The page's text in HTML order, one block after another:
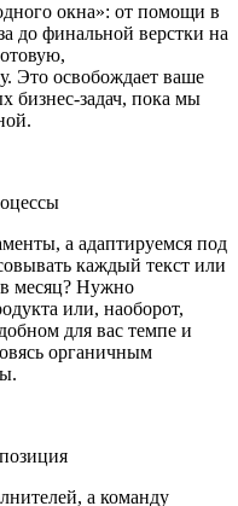
окна»: от помощи в
до финальной верстки на
Это освобождает ваше
бизнес-задач, пока мы
а адаптируемся под
каждый текст или
в месяц? Нужно
или, наоборот,
для вас темпе и
органичным
а команду